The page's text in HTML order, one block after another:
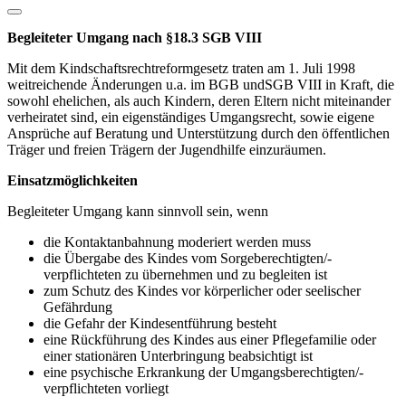
Begleiteter Umgang nach §18.3 SGB VIII
Mit dem Kindschaftsrechtreformgesetz traten am 1. Juli 1998
weitreichende Änderungen u.a. im BGB undSGB VIII in Kraft, die
sowohl ehelichen, als auch Kindern, deren Eltern nicht miteinander
verheiratet sind, ein eigenständiges Umgangsrecht, sowie eigene
Ansprüche auf Beratung und Unterstützung durch den öffentlichen
Träger und freien Trägern der Jugendhilfe einzuräumen.
Einsatzmöglichkeiten
Begleiteter Umgang kann sinnvoll sein, wenn
die Kontaktanbahnung moderiert werden muss
die Übergabe des Kindes vom Sorgeberechtigten/-
verpflichteten zu übernehmen und zu begleiten ist
zum Schutz des Kindes vor körperlicher oder seelischer
Gefährdung
die Gefahr der Kindesentführung besteht
eine Rückführung des Kindes aus einer Pflegefamilie oder
einer stationären Unterbringung beabsichtigt ist
eine psychische Erkrankung der Umgangsberechtigten/-
verpflichteten vorliegt